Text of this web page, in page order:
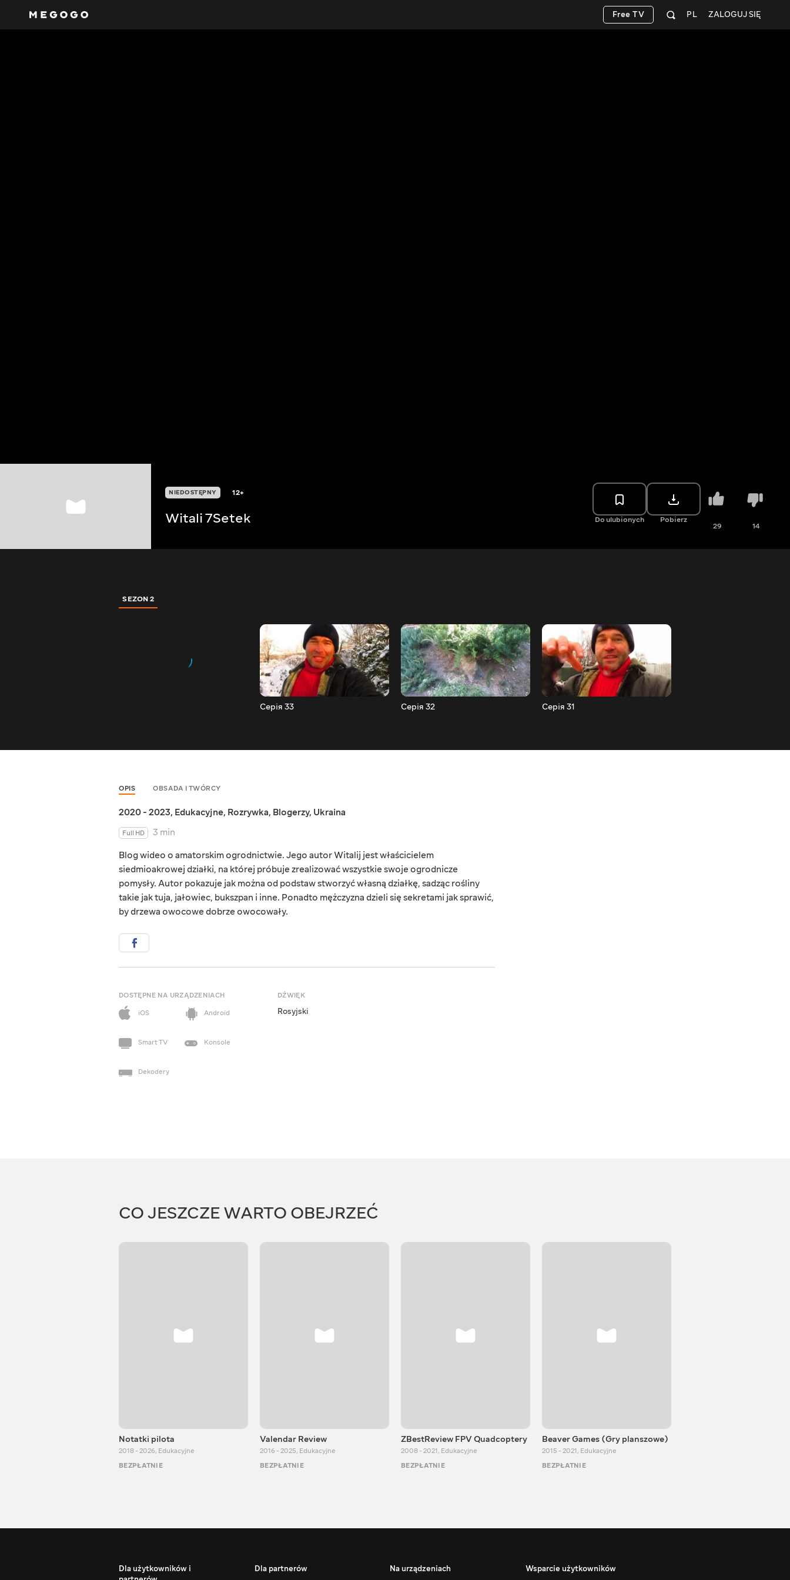
ZALOGUJ SIĘ
PL
Free TV
NIEDOSTĘPNY 12+
Witali 7Setek Do ulubionych Pobierz
29 14
SEZON 2
Серія 33 Серія 32 Серія 31
OPIS OBSADA I TWÓRCY
2020 - 2023, Edukacyjne, Rozrywka, Blogerzy, Ukraina
Full HD
3 min
Blog wideo o amatorskim ogrodnictwie. Jego autor Witalij jest właścicielem
siedmioakrowej działki, na której próbuje zrealizować wszystkie swoje ogrodnicze
pomysły. Autor pokazuje jak można od podstaw stworzyć własną działkę, sadząc rośliny
takie jak tuja, jałowiec, bukszpan i inne. Ponadto mężczyzna dzieli się sekretami jak sprawić,
by drzewa owocowe dobrze owocowały.
DOSTĘPNE NA URZĄDZENIACH
iOS
Android
Smart TV Konsole
Dekodery
DŹWIĘK
Rosyjski
CO JESZCZE WARTO OBEJRZEĆ
Notatki pilota
2018 - 2026, Edukacyjne
BEZPŁATNIE
Valendar Review
2016 - 2025, Edukacyjne
BEZPŁATNIE
ZBestReview FPV Quadcoptery
2008 - 2021, Edukacyjne
BEZPŁATNIE
Beaver Games (Gry planszowe)
2015 - 2021, Edukacyjne
BEZPŁATNIE
Dla użytkowników i
Dla partnerów Na urządzeniach Wsparcie użytkowników